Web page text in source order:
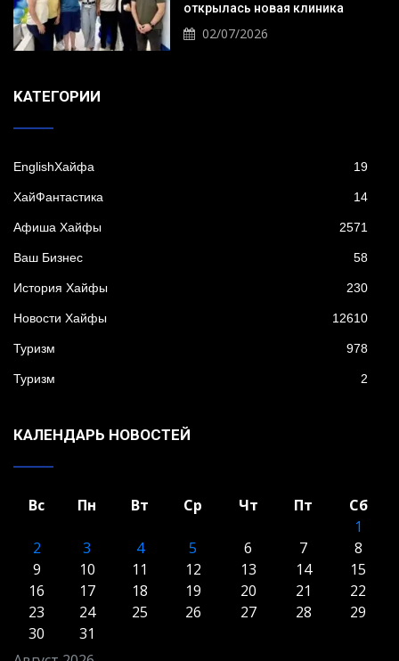
открылась новая клиника
02/07/2026
KАТЕГОРИИ
EnglishХайфа 19
XайФантастика 14
Афиша Хайфы 2571
Ваш Бизнес 58
История Хайфы 230
Новости Хайфы 12610
Туризм 978
Туризм 2
КАЛЕНДАРЬ НОВОСТЕЙ
Вс Пн Вт Ср Чт Пт
Сб
1
2
3 4 5 6 7
8
9
10 11 12 13 14
15
16
17 18 19 20 21
22
23
24 25 26 27 28
29
30
31